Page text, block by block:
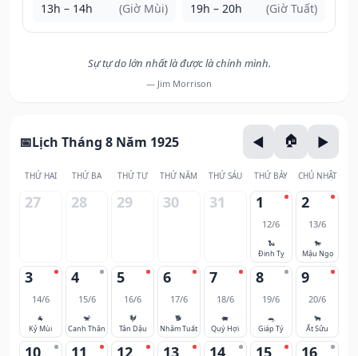
13h – 14h (Giờ Mùi) 19h – 20h (Giờ Tuất)
Sự tự do lớn nhất là được là chính mình.
— Jim Morrison
Lịch Tháng 8 Năm 1925
THỨ HAI THỨ BA THỨ TƯ THỨ NĂM THỨ SÁU THỨ BẢY CHỦ NHẬT
27 28 29 30 31 1
12/6
🐍
Đinh Tỵ
2
13/6
🐎
Mậu Ngọ
3
14/6
🐐
Kỷ Mùi
4
15/6
🐒
Canh Thân
5
16/6
🐓
Tân Dậu
6
17/6
🐕
Nhâm Tuất
7
18/6
🐖
Quý Hợi
8
19/6
🐀
Giáp Tý
9
20/6
🐂
Ất Sửu
10 11 12 13 14 15 16